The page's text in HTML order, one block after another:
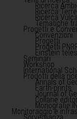
Ricerca
Ricerca
Ricerca
Tematiche
Progetti e
Convenzioni
Progetti
Progetti
Einstein
Seminari
Workshop
International
Prodotti della
Annals of
Earth-prints
Journal of
Collane
Monografie
Monitoraggio e
Sorveglianza